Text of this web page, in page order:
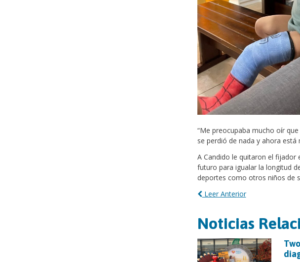
“Me preocupaba mucho oír
se perdió de nada y ahora
A Candido le quitaron el fijador
futuro para igualar la longitud
deportes como otros niños de
Leer Anterior
Noticias